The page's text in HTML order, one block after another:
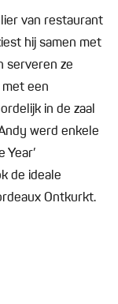
van restaurant
hij samen met
serveren ze
een
in de zaal
werd enkele
Year’
de ideale
Ontkurkt.